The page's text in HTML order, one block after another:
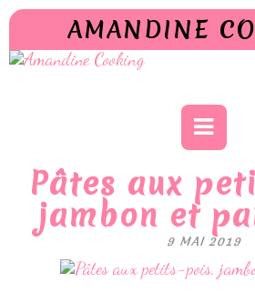
AMANDINE
Pâtes aux
jambon et
9 MAI 2019